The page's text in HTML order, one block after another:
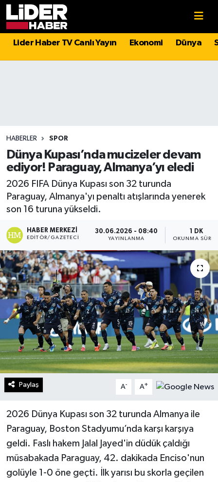
Lider Haber TV Canlı Yayın Ekonomi Dünya
HABERLER SPOR
Dünya Kupası’nda mucizeler devam
ediyor! Paraguay, Almanya’yı eledi
2026 FIFA Dünya Kupası son 32 turunda
Paraguay, Almanya'yı penaltı atışlarında yenerek
son 16 turuna yükseldi.
HABER MERKEZI
EDITÖR/GAZETECI
30.06.2026 - 08:40
YAYINLANMA
1 DK
OKUNMA
Paylaş A- A+
2026 Dünya Kupası son 32 turunda Almanya ile
Paraguay, Boston Stadyumu’nda karşı karşıya
geldi. Faslı hakem Jalal Jayed'in düdük çaldığı
müsabakada Paraguay, 42. dakikada Enciso'nun
golüyle 1-0 öne geçti. İlk yarısı bu skorla geçilen
Politika
Magazin
Spor
Sağlık
Teknoloji
Turizm
Kültür - Sanat
Lider Haber TV Canlı Yayın izle
Hava Durumu
Süper Lig Puan Durumu ve Fikstür
Tüm Manşetler
Son Dakika Haberleri
Haber Arşivi